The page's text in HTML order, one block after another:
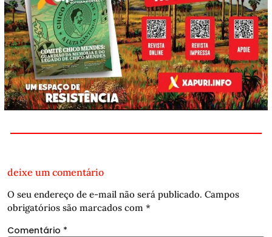
deixe um comentário
O seu endereço de e-mail não será publicado. Campos
obrigatórios são marcados com *
Comentário *